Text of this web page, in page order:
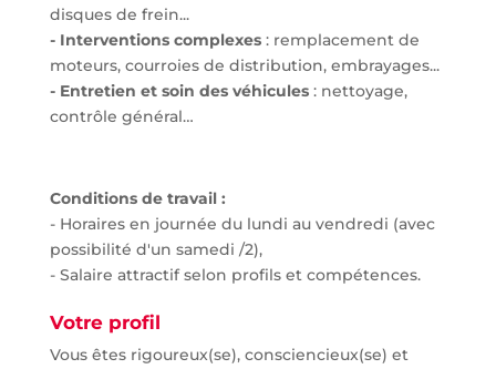
disques de frein...
- Interventions complexes: remplacement de
moteurs, courroies de distribution, embrayages...
- Entretien et soin des véhicules: nettoyage,
contrôle général…
Conditions de travail :
- Horaires en journée du lundi au vendredi (avec
possibilité d'un samedi /2),
- Salaire attractif selon profils et compétences.
Votre profil
Vous êtes rigoureux(se), consciencieux(se) et